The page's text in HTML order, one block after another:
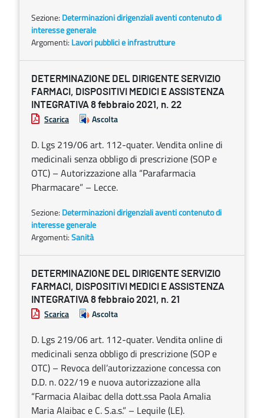
Sezione: Determinazioni dirigenziali aventi contenuto di
interesse generale
Argomenti: Lavori pubblici e infrastrutture
DETERMINAZIONE DEL DIRIGENTE SERVIZIO
FARMACI, DISPOSITIVI MEDICI E ASSISTENZA
INTEGRATIVA 8 febbraio 2021, n. 22
Scarica Ascolta
D. Lgs 219/06 art. 112-quater. Vendita online di
medicinali senza obbligo di prescrizione (SOP e
OTC) – Autorizzazione alla “Parafarmacia
Pharmacare” – Lecce.
Sezione: Determinazioni dirigenziali aventi contenuto di
interesse generale
Argomenti:Sanità
DETERMINAZIONE DEL DIRIGENTE SERVIZIO
FARMACI, DISPOSITIVI MEDICI E ASSISTENZA
INTEGRATIVA 8 febbraio 2021, n. 21
Scarica Ascolta
D. Lgs 219/06 art. 112-quater. Vendita online di
medicinali senza obbligo di prescrizione (SOP e
OTC) – Revoca dell’autorizzazione concessa con
D.D. n. 022/19 e nuova autorizzazione alla
“Farmacia Alaibac della dott.ssa Paola Amalia
Maria Alaibac e C. S.a.s.” – Lequile (LE).